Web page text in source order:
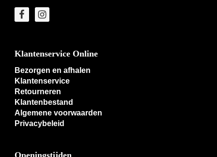
Klantenservice Online
Bezorgen en afhalen
Klantenservice
Retourneren
Klantenbestand
Algemene voorwaarden
Privacybeleid
Openingstijden